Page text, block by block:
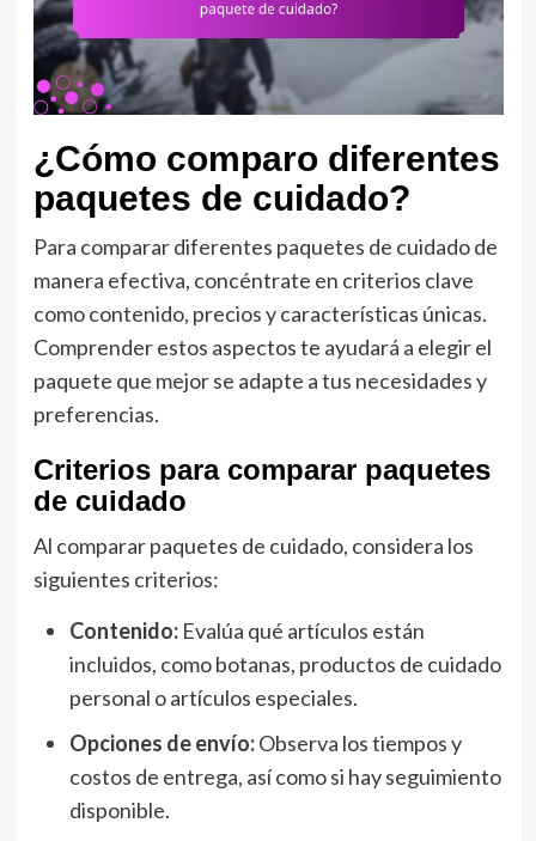
¿Cómo comparo diferentes
paquetes de cuidado?
Para comparar diferentes paquetes de cuidado de
manera efectiva, concéntrate en criterios clave
como contenido, precios y características únicas.
Comprender estos aspectos te ayudará a elegir el
paquete que mejor se adapte a tus necesidades y
preferencias.
Criterios para comparar paquetes
de cuidado
Al comparar paquetes de cuidado, considera los
siguientes criterios:
Contenido:Evalúa qué artículos están
incluidos, como botanas, productos de cuidado
personal o artículos especiales.
Opciones de envío:Observa los tiempos y
costos de entrega, así como si hay seguimiento
disponible.